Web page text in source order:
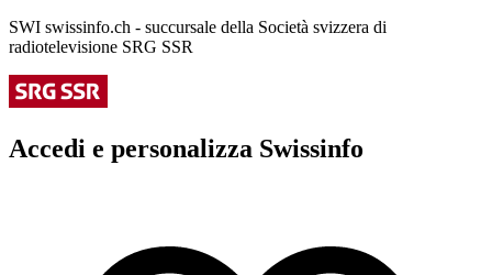
SWI swissinfo.ch - succursale della Società svizzera di
radiotelevisione SRG SSR
Accedi e personalizza Swissinfo